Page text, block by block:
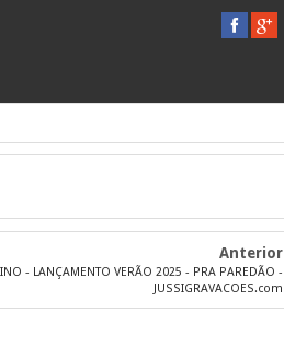
Anterior
- LANÇAMENTO VERÃO 2025 - PRA PAREDÃO -
JUSSIGRAVACOES.com